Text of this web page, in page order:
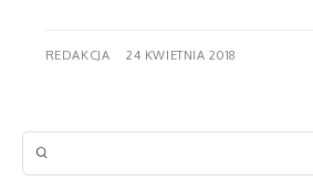
REDAKCJA 24 KWIETNIA 2018